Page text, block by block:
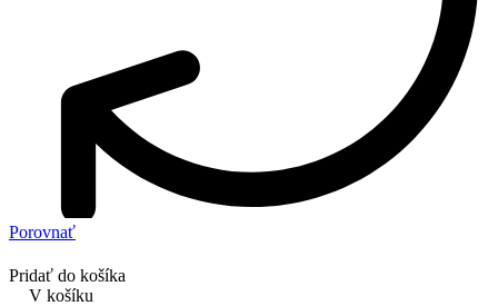
Porovnať
Pridať do košíka
V košíku